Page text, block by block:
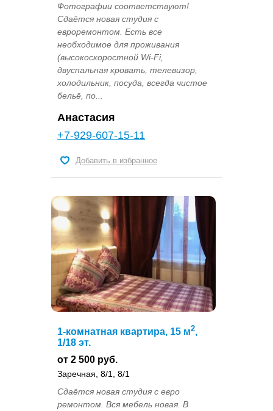
Фотографии соответствуют!
Сдаётся новая студия с
евроремонтом. Есть все
необходимое для проживания
(высокоскоростной Wi-Fi,
двуспальная кровать, телевизор,
холодильник, посуда, всегда чистое
бельё, по...
Анастасия
+7-929-607-15-11
Добавить в избранное
1-комнатная квартира, 15 м2,
1/18 эт.
от 2 500 руб.
Заречная, 8/1, 8/1
Сдаётся новая студия с евро
ремонтом. Вся мебель новая. В